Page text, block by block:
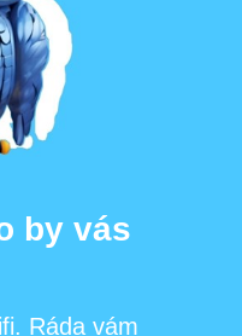
by vás
Ráda vám